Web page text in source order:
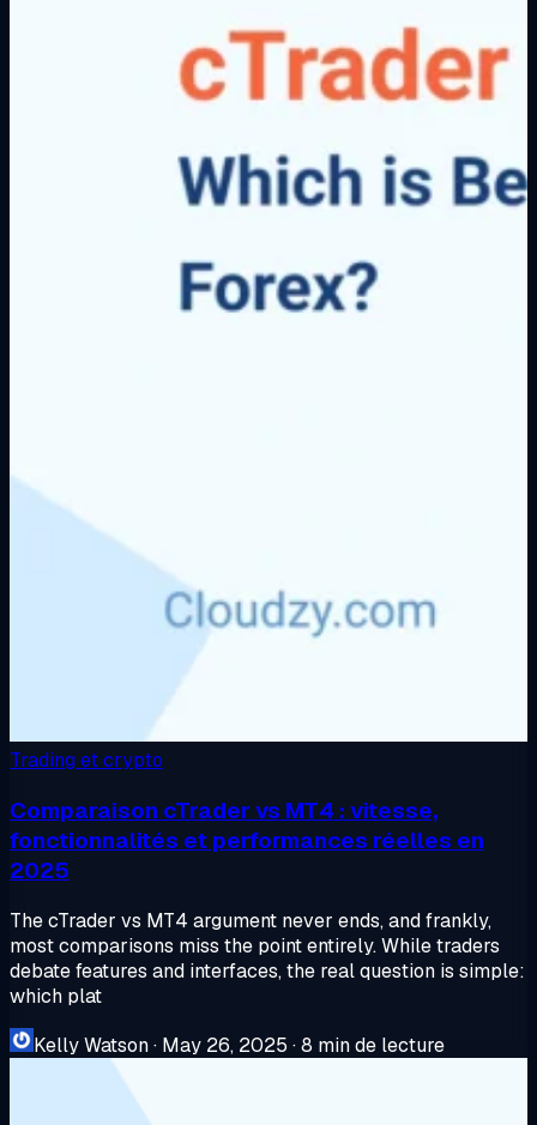
Trading et crypto
Comparaison cTrader vs MT4 : vitesse,
fonctionnalités et performances réelles en
2025
The cTrader vs MT4 argument never ends, and frankly,
most comparisons miss the point entirely. While traders
debate features and interfaces, the real question is simple:
which plat
Kelly Watson· May 26, 2025 ·8 min de lecture